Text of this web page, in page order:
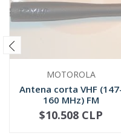
MOTOROLA
Antena corta VHF
160 MHz) FM
PMAD4094
NOT AVAILABLE
$10.508 CLP